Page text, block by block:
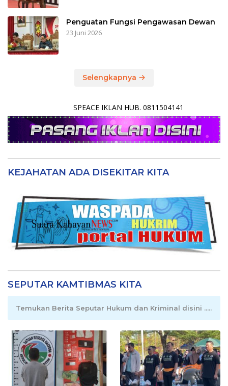
Penguatan Fungsi Pengawasan Dewan
23 Juni 2026
Selengkapnya
SPEACE IKLAN HUB. 0811504141
KEJAHATAN ADA DISEKITAR KITA
SEPUTAR KAMTIBMAS KITA
Temukan Berita Seputar Hukum dan Kriminal disini .....